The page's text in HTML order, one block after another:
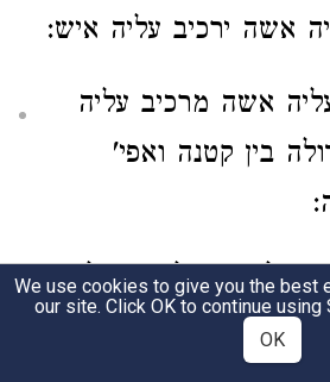
אשה ירכיב עליה איש:
אשה מרכיב עליה
בין קטנה ואפי'
לרכוב עליהיש לו
ולגינו ומזונותיו של
We use cookies to give you the best
our site. Click OK to continue using
OK